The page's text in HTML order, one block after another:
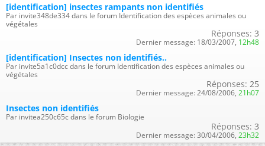
[identification] insectes rampants non identifiés
Par invite348de334 dans le forum Identification des espèces animales ou
végétales
Réponses: 3
Dernier message: 18/03/2007, 12h48
[identification] Insectes non identifiés..
Par invite5a1c0dcc dans le forum Identification des espèces animales ou
végétales
Réponses: 25
Dernier message: 24/08/2006, 21h07
Insectes non identifiés
Par invitea250c65c dans le forum Biologie
Réponses: 3
Dernier message: 30/04/2006, 23h32